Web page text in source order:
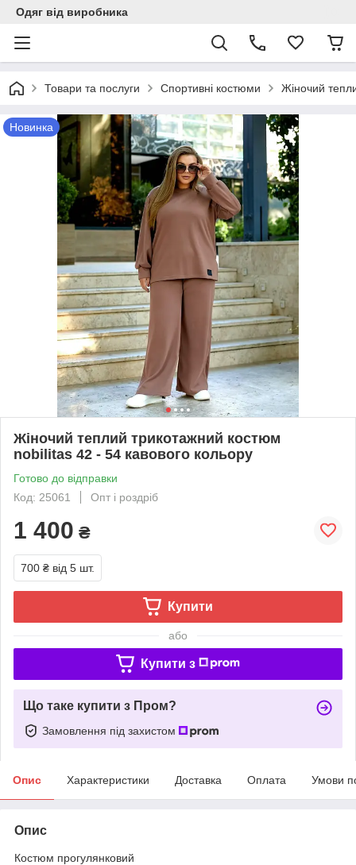
Одяг від виробника
Товари та послуги Спортивні костюми Жіночий
Новинка
Жіночий теплий трикотажний костюм
nobilitas 42 - 54 кавового кольору
Готово до відправки
Код: 25061
Опт і роздріб
1 400 ₴
700 ₴ від 5 шт.
Купити
або
Купити з
Що таке купити з Пром?
Замовлення під захистом
Опис Характеристики Доставка Оплата Умови
Опис
Костюм прогулянковий